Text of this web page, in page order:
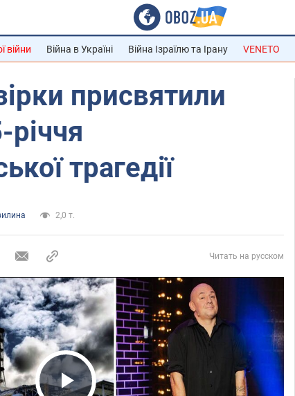
війни Війна в Україні Війна Ізраїлю та Ірану VENETO
присвятили
трагедії
2,0 т.
Читать на русском